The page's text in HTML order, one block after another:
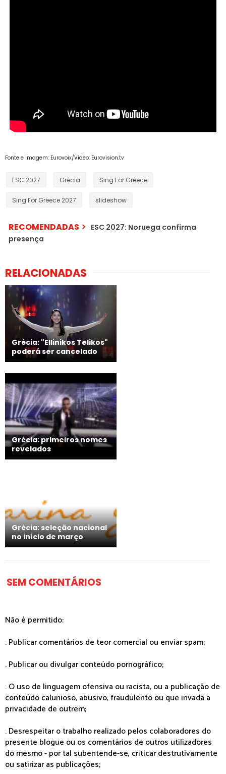
Fonte e Imagem: Eurovoix/Vídeo: Eurovision.tv
ESC 2027 Grécia Sing For Greece
Sing For Greece 2027 slideshow
RECOMENDADAS
ESC 2027: Noruega confirma
presença
RELACIONADAS
Grécia: "Ellinikos Telikos"
poderá ser cancelado
Grécia: primeiros nomes
revelados
Grécia: seleção nacional
no início de março
SEM COMENTÁRIOS
Não é permitido:
. Publicar comentários de teor comercial ou enviar spam;
. Publicar ou divulgar conteúdo pornográfico;
. O uso de linguagem ofensiva ou racista, ou a publicação de
conteúdo calunioso, abusivo, fraudulento ou que invada a
privacidade de outrem;
. Desrespeitar o trabalho realizado pelos colaboradores do
presente blogue ou os comentários de outros utilizadores
do mesmo - por tal subentende-se, criticar destrutivamente
ou satirizar as publicações;